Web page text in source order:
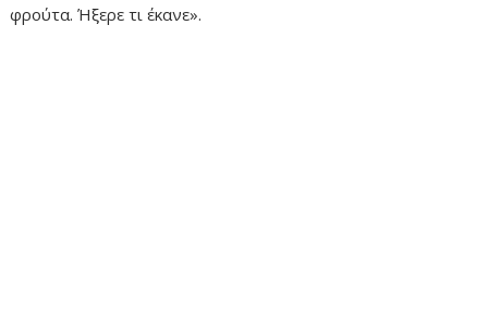
φρούτα. Ήξερε τι έκανε».